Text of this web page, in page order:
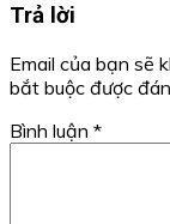
Trả lời
Email của bạn sẽ
bắt buộc được
Bình luận *